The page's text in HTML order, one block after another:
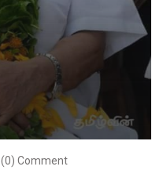
(0) Comment